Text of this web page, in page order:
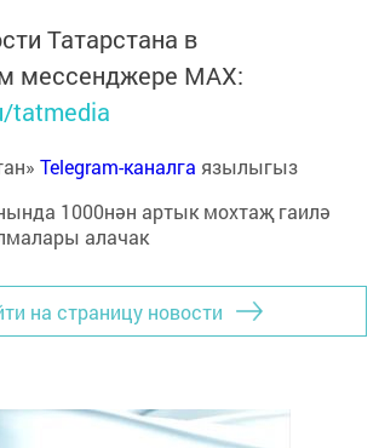
Татарстана в
мессенджере MАХ:
tatmedia
Telegram-каналга язылыгыз
на страницу новости